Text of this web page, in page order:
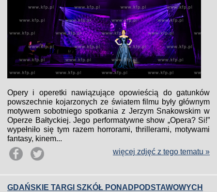
Opery i operetki nawiązujące opowieścią do gatunków
powszechnie kojarzonych ze światem filmu były głównym
motywem sobotniego spotkania z Jerzym Snakowskim w
Operze Bałtyckiej. Jego performatywne show „Opera? Si!”
wypełniło się tym razem horrorami, thrillerami, motywami
fantasy, kinem...
więcej zdjęć z tego tematu »
GDAŃSKIE TARGI SZKÓŁ PONADPODSTAWOWYCH